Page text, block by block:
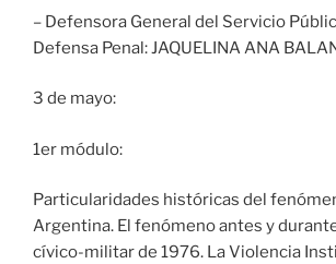
– Defensora General del Servicio
Defensa Penal: JAQUELINA ANA
3 de mayo:
1er módulo:
Particularidades históricas del
Argentina. El fenómeno antes y
cívico-militar de 1976. La Violencia